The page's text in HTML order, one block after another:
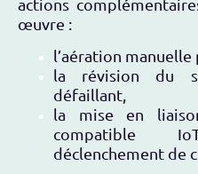
actions
œuvre :
l’aération manuelle
la révision du
défaillant,
la mise en
compatible
déclenchement de